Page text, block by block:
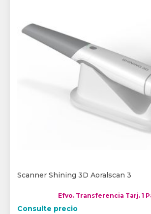
Scanner Shining 3D Aoralscan 3
Efvo. Transferencia Tarj. 1
Consulte precio